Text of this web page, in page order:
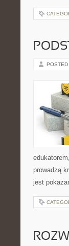
POSTED
prowadzą
jest